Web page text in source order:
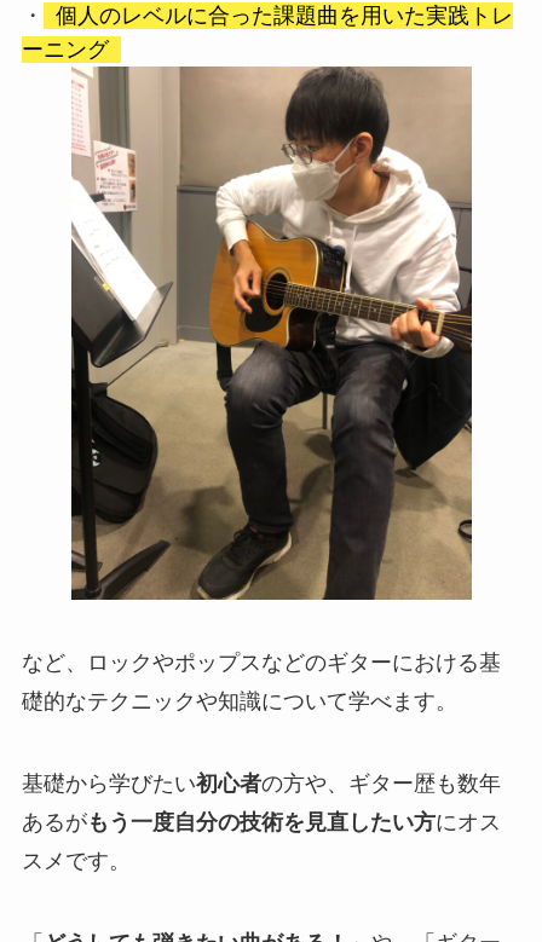
・
個人のレベルに合った課題曲を用いた実践トレ
ーニング
など、ロックやポップスなどのギターにおける基
礎的なテクニックや知識について学べます。
基礎から学びたい初心者の方や、ギター歴も数年
あるがもう一度自分の技術を見直したい方にオス
スメです。